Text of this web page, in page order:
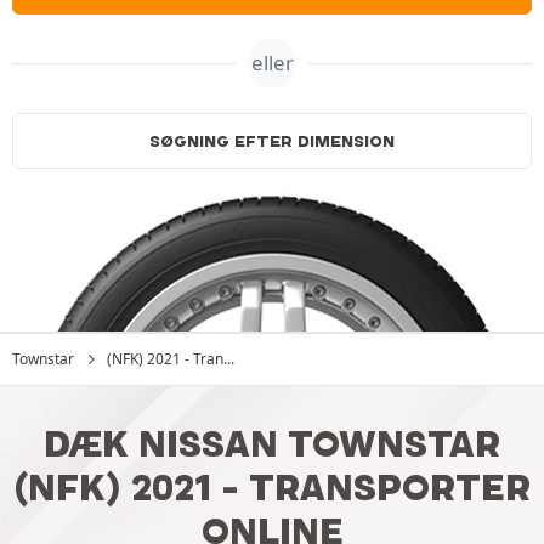
eller
SØGNING EFTER DIMENSION
Townstar (NFK) 2021 - Tran...
DÆK NISSAN TOWNSTAR
(NFK) 2021 - TRANSPORTER
ONLINE